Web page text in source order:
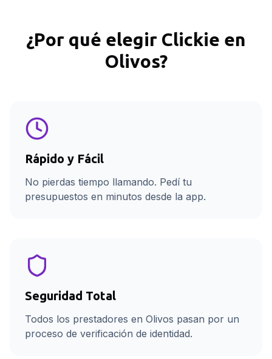
¿Por qué elegir Clickie en
Olivos?
Rápido y Fácil
No pierdas tiempo llamando. Pedí tu
presupuestos en minutos desde la app.
Seguridad Total
Todos los prestadores en Olivos pasan por un
proceso de verificación de identidad.